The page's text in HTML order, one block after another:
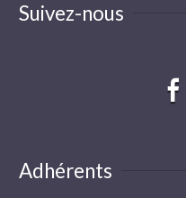
Suivez-nous
Adhérents